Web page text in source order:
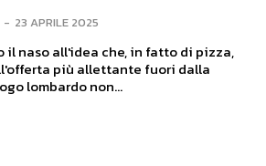
- 23 APRILE 2025
il naso all'idea che, in fatto di pizza,
più allettante fuori dalla
lombardo non...